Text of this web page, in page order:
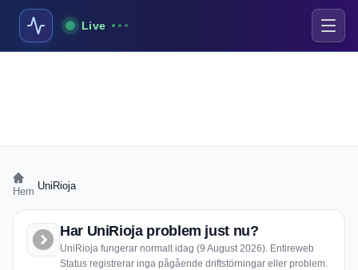
Live
Hem UniRioja
Har UniRioja problem just nu?
UniRioja fungerar normalt idag (9 August 2026). Entireweb
Status registrerar inga pågående driftstörningar eller problem.